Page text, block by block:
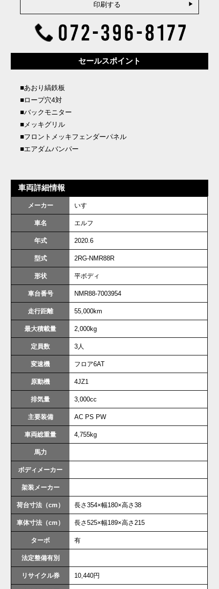
印刷する
セールスポイント
■あおり縞鉄板
■ロープ穴4対
■バックモニター
■メッキグリル
■フロントメッキフェンダーパネル
■エアダムバンパー
車両詳細情報
メーカー いすゞ
車名 エルフ
年式 2020.6
型式 2RG-NMR88R
形状 平ボディ
車台番号 NMR88-7003954
走行距離 55,000km
最大積載量 2,000kg
定員数 3人
変速機 フロア6AT
原動機 4JZ1
排気量 3,000cc
主要装備 AC PS PW
車両総重量 4,755kg
馬力
ボディメーカー
架装メーカー
荷台寸法（cm） 長さ354×幅180×高さ38
車体寸法（cm） 長さ525×幅189×高さ215
ターボ 有
法定整備有別
リサイクル券 10,440円